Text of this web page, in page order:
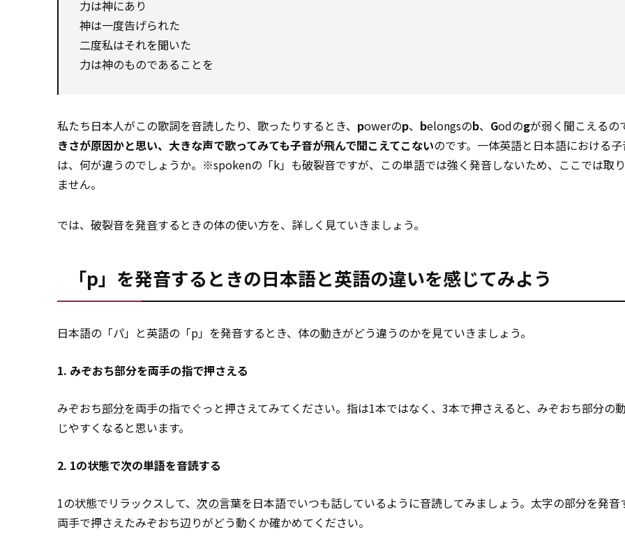
力は神にあり
神は一度告げられた
二度私はそれを聞いた
力は神のものであることを
私たち日本人がこの歌詞を音読したり、歌ったりするとき、 powerのp、 belongsのb、 Godのgが弱く聞こえるの
きさが原因かと思い、大きな声で歌ってみても子音が飛んで聞こえてこないのです。一体英語と日本語における
は、何が違うのでしょうか。※spokenの「k」も破裂音ですが、この単語では強く発音しないため、ここでは取
ません。
では、破裂音を発音するときの体の使い方を、詳しく見ていきましょう。
「p」を発音するときの日本語と英語の違いを感じてみよう
日本語の「パ」と英語の「p」を発音するとき、体の動きがどう違うのかを見ていきましょう。
1. みぞおち部分を両手の指で押さえる
みぞおち部分を両手の指でぐっと押さえてみてください。指は1本ではなく、3本で押さえると、みぞおち部分の
じやすくなると思います。
2. 1の状態で次の単語を音読する
1の状態でリラックスして、 次の言葉を日本語でいつも話しているように音読してみましょう。太字の部分を発音
両手で押さえたみぞおち辺りがどう動くか確かめてください。